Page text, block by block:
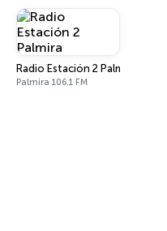
Radio Estación 2 Palmira
Palmira 106.1 FM